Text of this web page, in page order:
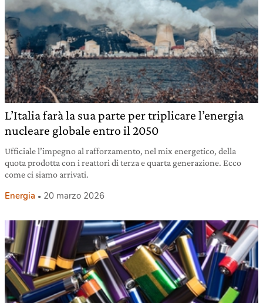
L’Italia farà la sua parte per triplicare l’energia
nucleare globale entro il 2050
Ufficiale l’impegno al rafforzamento, nel mix energetico, della
quota prodotta con i reattori di terza e quarta generazione. Ecco
come ci siamo arrivati.
Energia 20 marzo 2026